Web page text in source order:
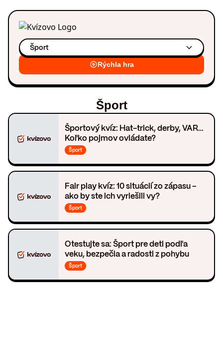
Šport
Rýchla hra
Šport
Športový kvíz: Hat-trick, derby, VAR…
Koľko pojmov ovládate?
Šport
Fair play kvíz: 10 situácií zo zápasu –
ako by ste ich vyriešili vy?
Šport
Otestujte sa: Šport pre deti podľa
veku, bezpečia a radosti z pohybu
Šport